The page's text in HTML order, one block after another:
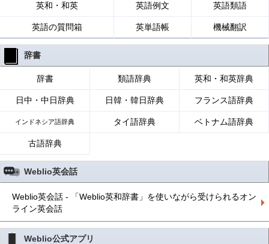
英和・和英 英語例文 英語類語
英語の質問箱 英単語帳 機械翻訳
辞書
辞書 類語辞典 英和・和英辞典
日中・中日辞典 日韓・韓日辞典 フランス語辞典
インドネシア語辞典 タイ語辞典 ベトナム語辞典
古語辞典
Weblio英会話
Weblio英会話 - 「Weblio英和辞書」を使いながら受けられるオン
ライン英会話
Weblio公式アプリ